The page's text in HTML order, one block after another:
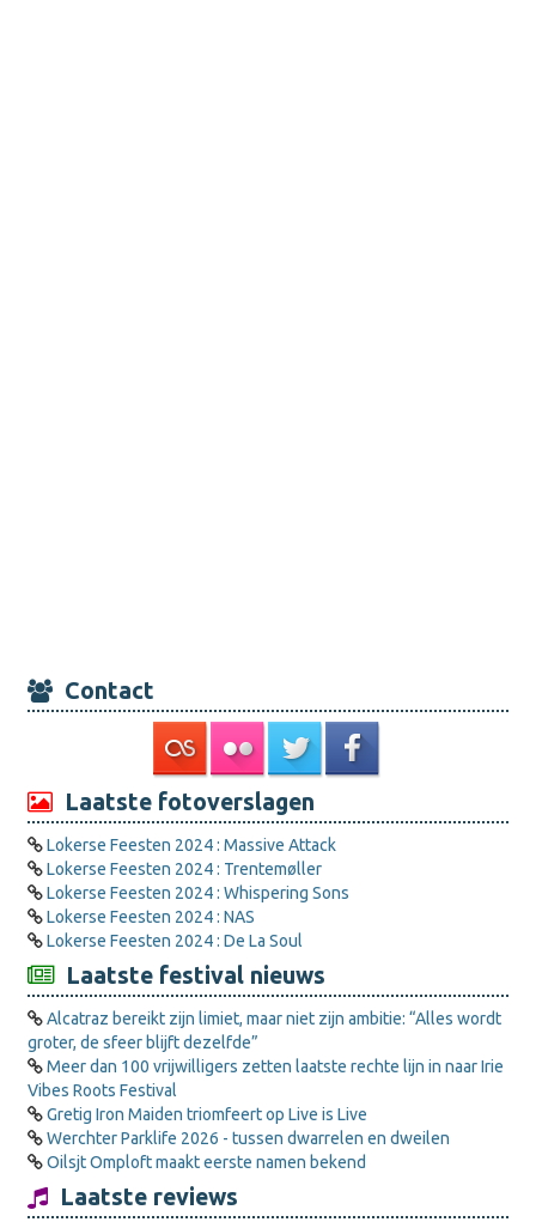
Contact
Laatste fotoverslagen
Lokerse Feesten 2024 : Massive Attack
Lokerse Feesten 2024 : Trentemøller
Lokerse Feesten 2024 : Whispering Sons
Lokerse Feesten 2024 : NAS
Lokerse Feesten 2024 : De La Soul
Laatste festival nieuws
Alcatraz bereikt zijn limiet, maar niet zijn ambitie: “Alles wordt
groter, de sfeer blijft dezelfde”
Meer dan 100 vrijwilligers zetten laatste rechte lijn in naar Irie
Vibes Roots Festival
Gretig Iron Maiden triomfeert op Live is Live
Werchter Parklife 2026 - tussen dwarrelen en dweilen
Oilsjt Omploft maakt eerste namen bekend
Laatste reviews